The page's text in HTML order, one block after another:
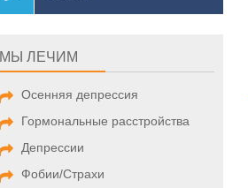
МЫ ЛЕЧИМ
Осенняя депрессия
Гормональные расстройства
Депрессии
Фобии/Страхи